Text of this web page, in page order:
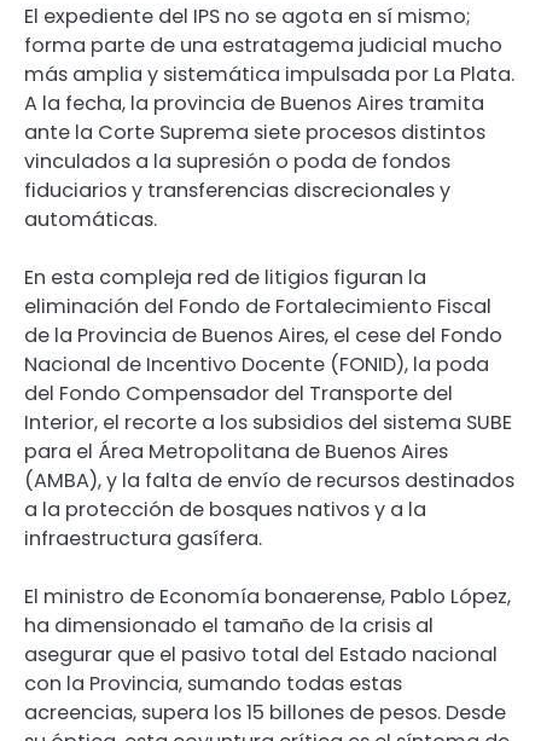
El expediente del IPS no se agota en sí mismo;
forma parte de una estratagema judicial mucho
más amplia y sistemática impulsada por La Plata.
A la fecha, la provincia de Buenos Aires tramita
ante la Corte Suprema siete procesos distintos
vinculados a la supresión o poda de fondos
fiduciarios y transferencias discrecionales y
automáticas.
En esta compleja red de litigios figuran la
eliminación del Fondo de Fortalecimiento Fiscal
de la Provincia de Buenos Aires, el cese del Fondo
Nacional de Incentivo Docente (FONID), la poda
del Fondo Compensador del Transporte del
Interior, el recorte a los subsidios del sistema SUBE
para el Área Metropolitana de Buenos Aires
(AMBA), y la falta de envío de recursos destinados
a la protección de bosques nativos y a la
infraestructura gasífera.
El ministro de Economía bonaerense, Pablo López,
ha dimensionado el tamaño de la crisis al
asegurar que el pasivo total del Estado nacional
con la Provincia, sumando todas estas
acreencias, supera los 15 billones de pesos. Desde